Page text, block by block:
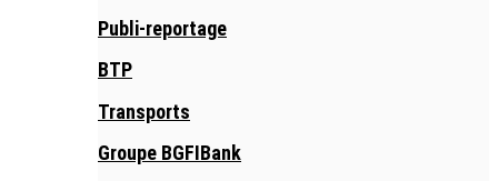
Publi-reportage
BTP
Transports
Groupe BGFIBank